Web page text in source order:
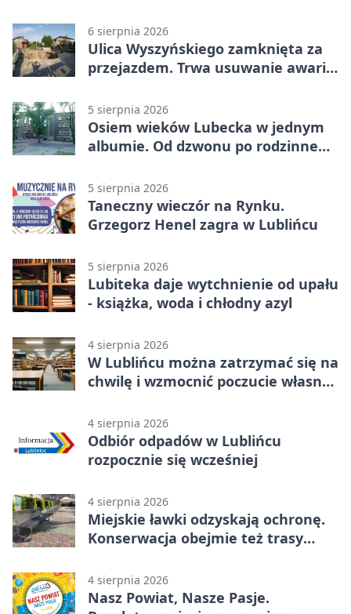
6 sierpnia 2026
Ulica Wyszyńskiego zamknięta za
przejazdem. Trwa usuwanie awarii
5 sierpnia 2026
Osiem wieków Lubecka w jednym
albumie. Od dzwonu po rodzinne
5 sierpnia 2026
Taneczny wieczór na Rynku.
Grzegorz Henel zagra w Lublińcu
5 sierpnia 2026
Lubiteka daje wytchnienie od upału
- książka, woda i chłodny azyl
4 sierpnia 2026
W Lublińcu można zatrzymać się na
chwilę i wzmocnić poczucie własnej
4 sierpnia 2026
Odbiór odpadów w Lublińcu
rozpocznie się wcześniej
4 sierpnia 2026
Miejskie ławki odzyskają ochronę.
Konserwacja obejmie też trasy
4 sierpnia 2026
Nasz Powiat, Nasze Pasje.